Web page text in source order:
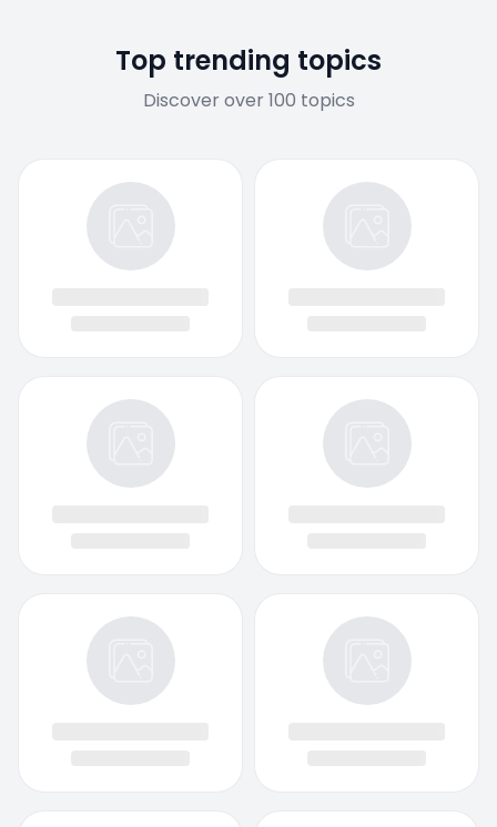
Top trending topics
Discover over 100 topics